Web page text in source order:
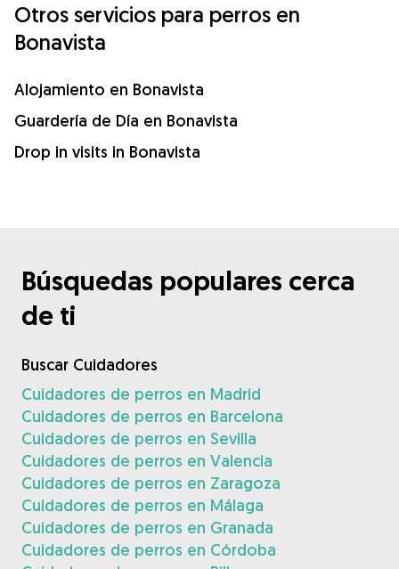
Otros servicios para perros en
Bonavista
Alojamiento en Bonavista
Guardería de Día en Bonavista
Drop in visits in Bonavista
Búsquedas populares cerca
de ti
Buscar Cuidadores
Cuidadores de perros en Madrid
Cuidadores de perros en Barcelona
Cuidadores de perros en Sevilla
Cuidadores de perros en Valencia
Cuidadores de perros en Zaragoza
Cuidadores de perros en Málaga
Cuidadores de perros en Granada
Cuidadores de perros en Córdoba